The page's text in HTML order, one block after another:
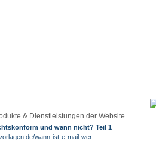
& Dienstleistungen der Website
und wann nicht? Teil 1
wann-ist-e-mail-wer ...